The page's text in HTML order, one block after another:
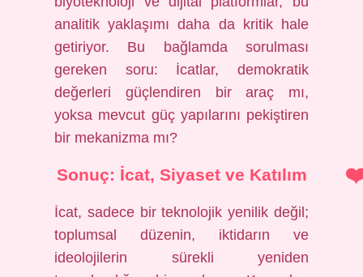
analitik yaklaşımı daha da kritik hale
getiriyor. Bu bağlamda sorulması
gereken soru: İcatlar, demokratik
değerleri güçlendiren bir araç mı,
yoksa mevcut güç yapılarını pekiştiren
bir mekanizma mı?
Sonuç: İcat, Siyaset ve Katılım
İcat, sadece bir teknolojik yenilik değil;
toplumsal düzenin, iktidarın ve
ideolojilerin sürekli yeniden